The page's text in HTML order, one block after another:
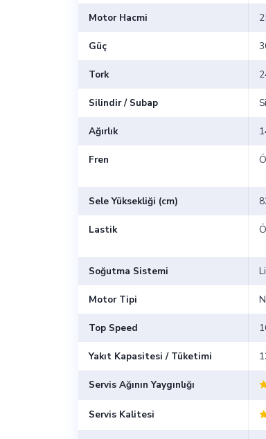
Motor Hacmi
Güç
Tork
Silindir / Subap
Ağırlık
Fren
Sele Yüksekliği (cm)
Lastik
Soğutma Sistemi
Motor Tipi
Top Speed
Yakıt Kapasitesi / Tüketimi
Servis Ağının Yaygınlığı
Servis Kalitesi